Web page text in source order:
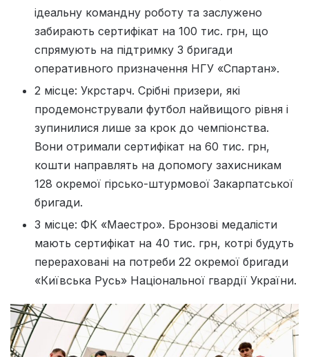
ідеальну командну роботу та заслужено
забирають сертифікат на 100 тис. грн, що
спрямують на підтримку 3 бригади
оперативного призначення НГУ «Спартан».
2 місце: Укрстарч. Срібні призери, які
продемонстрували футбол найвищого рівня і
зупинилися лише за крок до чемпіонства.
Вони отримали сертифікат на 60 тис. грн,
кошти направлять на допомогу захисникам
128 окремої гірсько-штурмової Закарпатської
бригади.
3 місце: ФК «Маестро». Бронзові медалісти
мають сертифікат на 40 тис. грн, котрі будуть
перераховані на потреби 22 окремої бригади
«Київська Русь» Національної гвардії України.